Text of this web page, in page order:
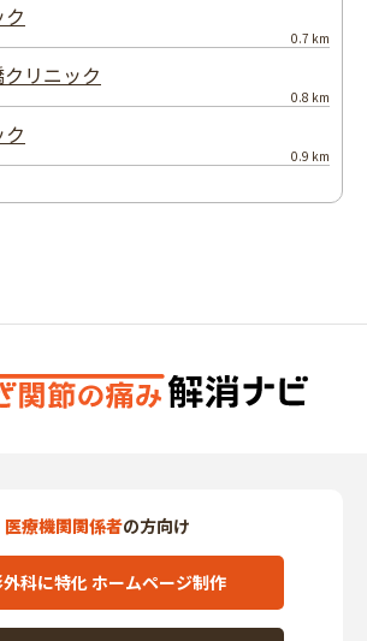
0.7 km
リニック
0.8 km
0.9 km
医療機関関係者の方向け
科に特化 ホームページ制作